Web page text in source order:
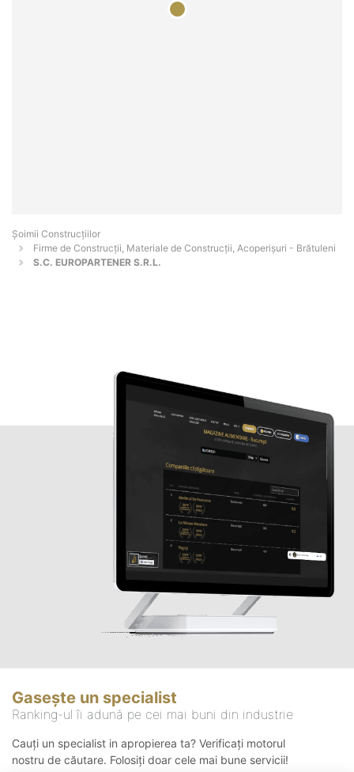
Șoimii Construcțiilor
Firme de Construcții, Materiale de Construcții, Acoperișuri - Brătuleni
S.C. EUROPARTENER S.R.L.
Gasește un specialist
Ranking-ul îi adună pe cei mai buni din industrie
Cauți un specialist in apropierea ta? Verificați motorul
nostru de căutare. Folosiți doar cele mai bune servicii!